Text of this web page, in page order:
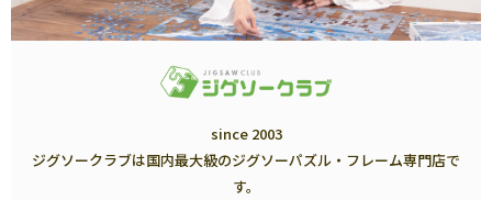
since 2003
ジグソークラブは国内最大級のジグソーパズル・フレーム専門店で
す。